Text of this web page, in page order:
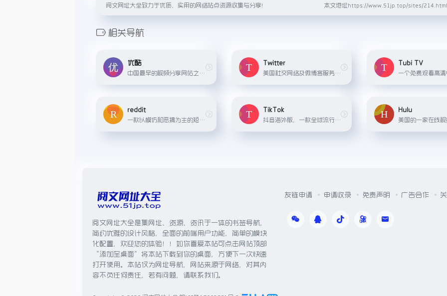
阅文网址大全致力于优质、实用的网络站点资源收集与分享！ 本文地址https://www.51jp.top/sites/
相关导航
优酷
中国最早的视频分享网站之一，提供海量高清视频内容。
Twitter
美国社交网络及微博客服务的网站，致力于服务公众对话
Tubi TV
reddit
一款以模仿和恶搞为主的短视频社交应用
TikTok
抖音海外版，一款全球流行的短视频社交应用
Hulu
阅文网址大全是集网址、资源、资讯于一体的书签导航，
简约优雅的设计风格，全面的前端用户功能，简单的模块
化配置，欢迎您的体验！！如你喜爱本站可点击网站顶部
“添加至桌面”将本站下载到你的桌面，方便下一次快速
打开使用。本站仅为网址导航，网站来源于网络，对其内
容不负任何责任，若有问题，请联系我们。
友链申请 申请收录 免责声明 广告合作